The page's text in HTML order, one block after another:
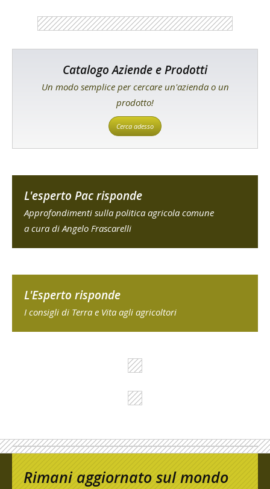
Catalogo Aziende e Prodotti
Un modo semplice per cercare un'azienda o un
prodotto!
Cerca adesso
L'esperto Pac risponde
Approfondimenti sulla politica agricola comune
a cura di Angelo Frascarelli
L'Esperto risponde
I consigli di Terra e Vita agli agricoltori
Rimani aggiornato sul mondo